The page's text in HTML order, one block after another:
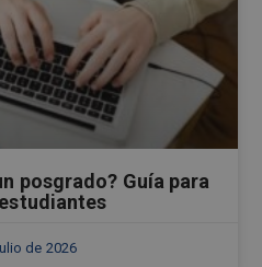
posgrado? Guía para
de 2026